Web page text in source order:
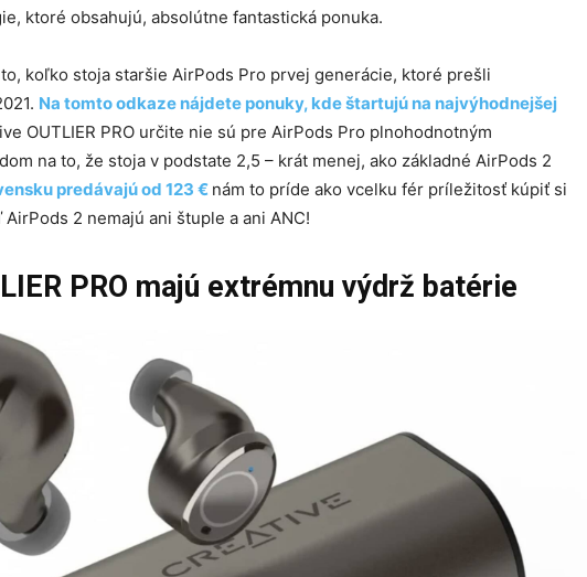
ktoré obsahujú, absolútne fantastická ponuka.
koľko stoja staršie AirPods Pro prvej generácie, ktoré prešli
Na tomto odkaze nájdete ponuky, kde štartujú na najvýhodnejšej
OUTLIER PRO určite nie sú pre AirPods Pro plnohodnotným
na to, že stoja v podstate 2,5 – krát menej, ako základné AirPods 2
predávajú od 123 € nám to príde ako vcelku fér príležitosť kúpiť si
2 nemajú ani štuple a ani ANC!
PRO majú extrémnu výdrž batérie